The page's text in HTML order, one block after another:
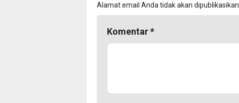
Alamat email Anda tidak akan dipublikasikan.
Komentar*